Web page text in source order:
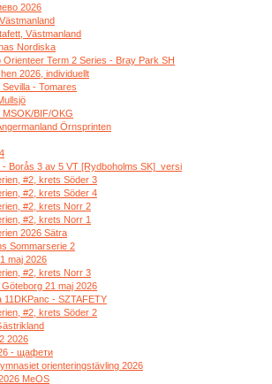
2026
Västmanland
Nordiska
Orienteer Term 2 Series - Bray Park SH
2026, individuellt
Sevilla - Tomares
MSOK/BIF/OKG
Örnsprinten
- Borås 3 av 5 VT [Rydboholms SK]_versi
#2, krets Söder 3
#2, krets Söder 4
#2, krets Norr 2
#2, krets Norr 1
2026 Sätra
Sommarserie 2
maj 2026
#2, krets Norr 3
21 maj 2026
11DKPanc - SZTAFETY
#2, krets Söder 2
2026
- щафети
orienteringstävling 2026
MeOS